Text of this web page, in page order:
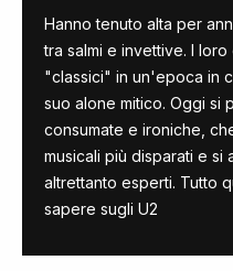
Hanno tenuto alta per
tra salmi e invettive. I
"classici" in un'epoca in
suo alone mitico. Oggi si
consumate e ironiche,
musicali più disparati e
altrettanto esperti. Tutto
sapere sugli U2